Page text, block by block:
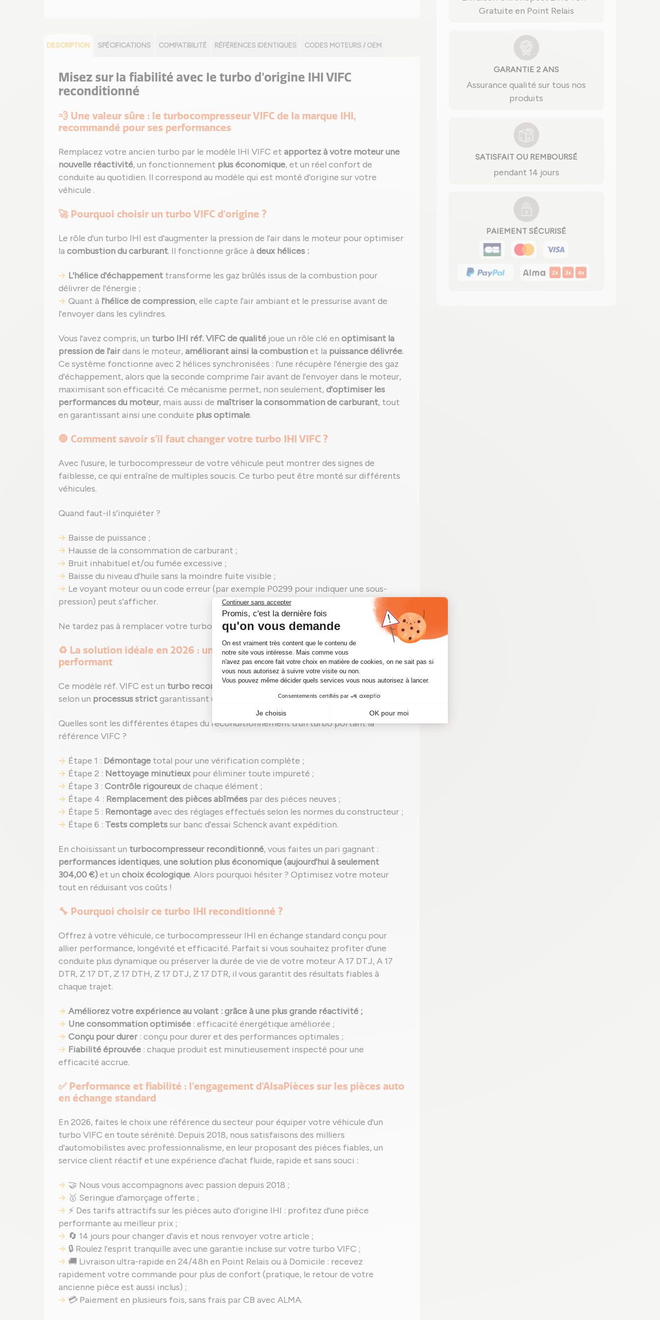
DESCRIPTION SPÉCIFICATIONS COMPATIBILITÉ RÉFÉRENCES IDENTIQUES CODES MOTEURS / OEM
Misez sur la fiabilité avec le turbo d'origine IHI VIFC
reconditionné
💨 Une valeur sûre : le turbocompresseur VIFC de la marque IHI,
recommandé pour ses performances
Remplacez votre ancien turbo par le modèle IHI VIFC et apportez à votre moteur une
nouvelle réactivité, un fonctionnement plus économique, et un réel confort de
conduite au quotidien. Il correspond au modèle qui est monté d'origine sur votre
véhicule .
🚀 Pourquoi choisir un turbo VIFC d'origine ?
Le rôle d'un turbo IHI est d'augmenter la pression de l'air dans le moteur pour optimiser
la combustion du carburant. Il fonctionne grâce à deux hélices :
L'hélice d'échappement transforme les gaz brûlés issus de la combustion pour
délivrer de l'énergie ;
Quant à l'hélice de compression, elle capte l'air ambiant et le pressurise avant de
l'envoyer dans les cylindres.
Vous l'avez compris, un turbo IHI réf. VIFC de qualité joue un rôle clé en optimisant la
pression de l'airdans le moteur, améliorant ainsi la combustionet la puissance délivrée.
Ce système fonctionne avec 2 hélices synchronisées : l'une récupère l'énergie des gaz
d'échappement, alors que la seconde comprime l'air avant de l'envoyer dans le moteur,
maximisant son efficacité. Ce mécanisme permet, non seulement, d'optimiser les
performances du moteur, mais aussi de maîtriser la consommation de carburant, tout
en garantissant ainsi une conduite plus optimale.
🛑 Comment savoir s'il faut changer votre turbo IHI VIFC ?
Avec l'usure, le turbocompresseur de votre véhicule peut montrer des signes de
faiblesse, ce qui entraîne de multiples soucis. Ce turbo peut être monté sur différents
véhicules.
Quand faut-il s'inquiéter ?
Baisse de puissance ;
Hausse de la consommation de carburant ;
Bruit inhabituel et/ou fumée excessive ;
Baisse du niveau d'huile sans la moindre fuite visible ;
Le voyant moteur ou un code erreur (par exemple P0299 pour indiquer une sous-
pression) peut s'afficher.
Ne tardez pas à remplacer votre turbo VIFC en panne.
♻️ La solution idéale en 2026 : un turbo IHI remis à neuf pour un moteur
performant
Ce modèle réf. VIFC est un turbo reconditionné, ce qui signifie qu'il a été remis à neuf
selon un processus strictgarantissant une qualité équivalente à un turbo IHI neuf.
Quelles sont les différentes étapes du reconditionnement d'un turbo portant la
référence VIFC ?
Étape 1 : Démontage total pour une vérification complète ;
Étape 2 : Nettoyage minutieux pour éliminer toute impureté ;
Étape 3 : Contrôle rigoureuxde chaque élément ;
Étape 4 : Remplacement des pièces abîmées par des pièces neuves ;
Étape 5 : Remontageavec des réglages effectués selon les normes du constructeur ;
Étape 6 : Tests completssur banc d'essai Schenck avant expédition.
En choisissant un turbocompresseur reconditionné, vous faites un pari gagnant :
performances identiques, une solution plus économique (aujourd'hui à seulement
304,00 €)et un choix écologique. Alors pourquoi hésiter ? Optimisez votre moteur
tout en réduisant vos coûts !
🔧 Pourquoi choisir ce turbo IHI reconditionné ?
Offrez à votre véhicule, ce turbocompresseur IHI en échange standard conçu pour
allier performance, longévité et efficacité. Parfait si vous souhaitez profiter d'une
conduite plus dynamique ou préserver la durée de vie de votre moteur A 17 DTJ, A 17
DTR, Z 17 DT, Z 17 DTH, Z 17 DTJ, Z 17 DTR, il vous garantit des résultats fiables à
chaque trajet.
Améliorez votre expérience au volant : grâce à une plus grande réactivité ;
Une consommation optimisée : efficacité énergétique améliorée ;
Conçu pour durer : conçu pour durer et des performances optimales ;
Fiabilité éprouvée : chaque produit est minutieusement inspecté pour une
efficacité accrue.
✅ Performance et fiabilité : l'engagement d'AlsaPièces sur les pièces auto
en échange standard
En 2026, faites le choix une référence du secteur pour équiper votre véhicule d'un
turbo VIFC en toute sérénité. Depuis 2018, nous satisfaisons des milliers
d'automobilistes avec professionnalisme, en leur proposant des pièces fiables, un
service client réactif et une expérience d'achat fluide, rapide et sans souci :
🤝 Nous vous accompagnons avec passion depuis 2018 ;
🥇 Seringue d'amorçage offerte ;
⚡ Des tarifs attractifs sur les pièces auto d'origine IHI : profitez d'une pièce
performante au meilleur prix ;
🔄 14 jours pour changer d'avis et nous renvoyer votre article ;
🔒 Roulez l'esprit tranquille avec une garantie incluse sur votre turbo VIFC ;
🚚 Livraison ultra-rapide en 24/48h en Point Relais ou à Domicile : recevez
rapidement votre commande pour plus de confort (pratique, le retour de votre
ancienne pièce est aussi inclus) ;
💳 Paiement en plusieurs fois, sans frais par CB avec ALMA.
Gratuite en Point Relais
GARANTIE 2 ANS
Assurance qualité sur tous nos
produits
SATISFAIT OU REMBOURSÉ
pendant 14 jours
PAIEMENT SÉCURISÉ